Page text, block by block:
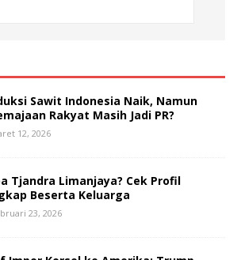
Sawit Indonesia Naik, Namun
Rakyat Masih Jadi PR?
12, 2026
Tjandra Limanjaya? Cek Profil
Beserta Keluarga
23, 2026